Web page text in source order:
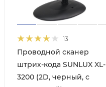
13
Проводной сканер
штрих-кода SUNLUX XL-
3200 (2D, черный, с